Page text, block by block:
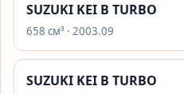
SUZUKI KEI B TURBO
658 см³ · 2003.09
SUZUKI KEI B TURBO